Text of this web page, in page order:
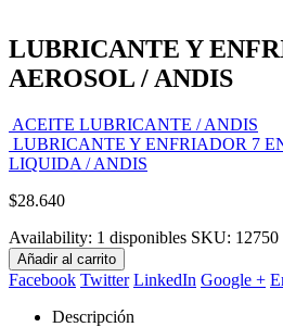
LUBRICANTE Y
AEROSOL / ANDIS
ACEITE LUBRICANTE / ANDIS
LUBRICANTE Y ENFRIADOR 7
LIQUIDA / ANDIS
$28.640
Availability: 1 disponibles SKU: 12750
Añadir al carrito
Facebook Twitter LinkedIn Google +
Descripción